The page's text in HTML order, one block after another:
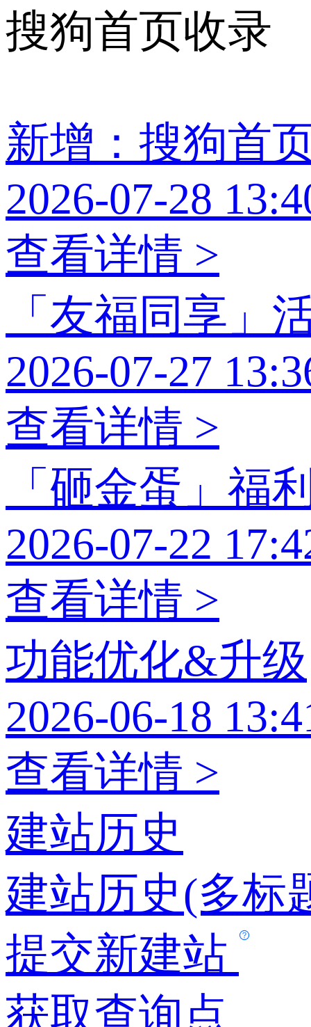
搜狗首页收录
新增：搜狗首
2026-07-28
查看详情 >
「友福同享」
2026-07-27
查看详情 >
「砸金蛋」福
2026-07-22
查看详情 >
功能优化&升级
2026-06-18
查看详情 >
建站历史
建站历史(多标
提交新建站
获取查询点